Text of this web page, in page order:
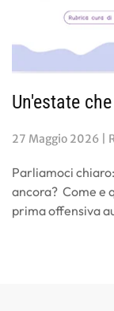
Un'estate
27 Maggio 2026 |
Parliamoci
ancora? Come e
prima offensiva